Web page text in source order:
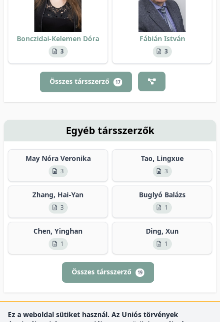
Bonczidai-Kelemen Dóra
3
Fábián István
3
Összes társszerző 17
Egyéb társszerzők
May Nóra Veronika
3
Tao, Lingxue
3
Zhang, Hai-Yan
3
Buglyó Balázs
1
Chen, Yinghan
1
Ding, Xun
1
Összes társszerző 19
Ez a weboldal sütiket használ. Az Uniós törvények